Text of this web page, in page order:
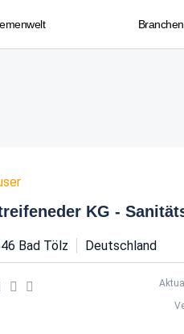
KG -
Bad Tölz Deutschland